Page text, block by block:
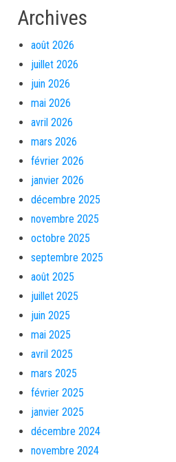
Archives
août 2026
juillet 2026
juin 2026
mai 2026
avril 2026
mars 2026
février 2026
janvier 2026
décembre 2025
novembre 2025
octobre 2025
septembre 2025
août 2025
juillet 2025
juin 2025
mai 2025
avril 2025
mars 2025
février 2025
janvier 2025
décembre 2024
novembre 2024